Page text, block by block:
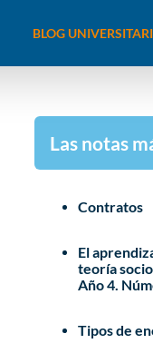
BLOG
Las notas
Contratos
El
teoría
Año 4.
Tipos de